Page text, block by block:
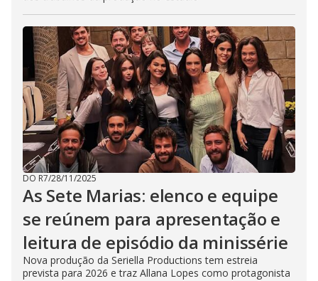
DO R7/28/11/2025
As Sete Marias: elenco e equipe
se reúnem para apresentação e
leitura de episódio da minissérie
Nova produção da Seriella Productions tem estreia
prevista para 2026 e traz Allana Lopes como protagonista